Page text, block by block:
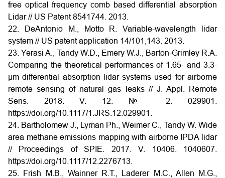
free optical frequency comb based differential absorption
Lidar // US Patent 8541744. 2013.
22. DeAntonio M., Motto R. Variable-wavelength lidar
system // US patent application 14/101,143. 2013.
23. Yerasi A., Tandy W.D., Emery W.J., Barton-Grimley R.A.
Comparing the theoretical performances of 1.65- and 3.3-
μm differential absorption lidar systems used for airborne
remote sensing of natural gas leaks // J. Appl. Remote
Sens. 2018. V. 12. № 2. 029901.
https://doi.org/10.1117/1.JRS.12.029901.
24. Bartholomew J., Lyman Ph., Weimer C., Tandy W. Wide
area methane emissions mapping with airborne IPDA lidar
// Proceedings of SPIE. 2017. V. 10406. 1040607.
https://doi.org/10.1117/12.2276713.
25. Frish M.B., Wainner R.T., Laderer M.C., Allen M.G.,